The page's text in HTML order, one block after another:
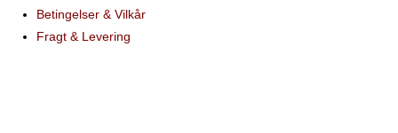
Betingelser & Vilkår
Fragt & Levering